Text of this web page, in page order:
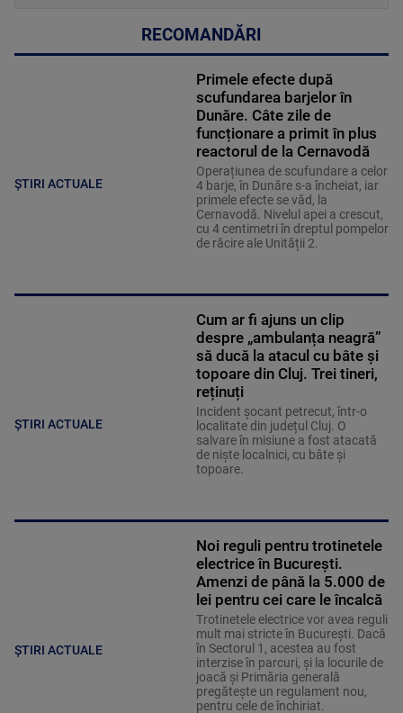
RECOMANDĂRI
ȘTIRI ACTUALE
Primele efecte după
scufundarea barjelor în
Dunăre. Câte zile de
funcționare a primit în plus
reactorul de la Cernavodă
Operațiunea de scufundare a celor
4 barje, în Dunăre s-a încheiat, iar
primele efecte se văd, la
Cernavodă. Nivelul apei a crescut,
cu 4 centimetri în dreptul pompelor
de răcire ale Unității 2.
ȘTIRI ACTUALE
Cum ar fi ajuns un clip
despre „ambulanța neagră”
să ducă la atacul cu bâte și
topoare din Cluj. Trei tineri,
reținuți
Incident șocant petrecut, într-o
localitate din județul Cluj. O
salvare în misiune a fost atacată
de niște localnici, cu bâte și
topoare.
ȘTIRI ACTUALE
Noi reguli pentru trotinetele
electrice în București.
Amenzi de până la 5.000 de
lei pentru cei care le încalcă
Trotinetele electrice vor avea reguli
mult mai stricte în București. Dacă
în Sectorul 1, acestea au fost
interzise în parcuri, și la locurile de
joacă și Primăria generală
pregătește un regulament nou,
pentru cele de închiriat.